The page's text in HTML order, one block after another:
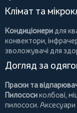
Клімат та
Кондиціонеридля
конвектори,
зволожувачі для
Догляд за
Праски та
Пилососиколбові,
пилососи.